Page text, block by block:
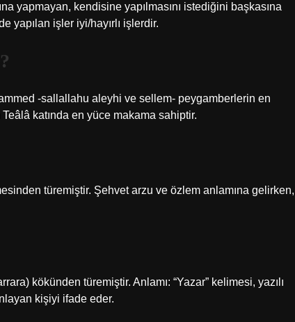
yapmayan, kendisine yapılmasını istediğini başkasına
yapılan işler iyi/hayırlı işlerdir.
-sallallahu aleyhi ve sellem- peygamberlerin en
katında en yüce makama sahiptir.
türemiştir. Şehvet arzu ve özlem anlamına gelirken,
kişiyi ifade eder.